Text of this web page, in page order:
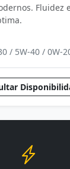
Fluidez
/ 5W-40 / 0W-